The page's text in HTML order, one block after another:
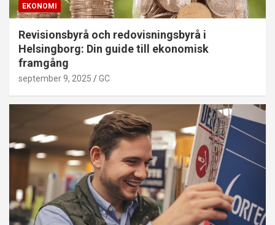
EKONOMI
Revisionsbyrå och redovisningsbyrå i
Helsingborg: Din guide till ekonomisk
framgång
september 9, 2025 GC